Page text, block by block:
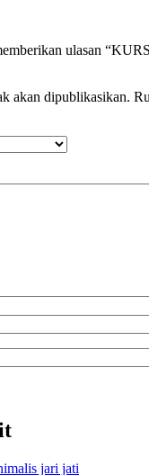
ulasan
akan dipublikasikan.